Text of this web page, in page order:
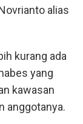
alias
kurang ada
yang
kawasan
anggotanya.